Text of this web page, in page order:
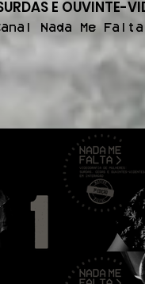
E OUVINTE-
Nada Me Falta